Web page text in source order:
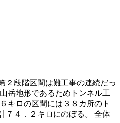
２段階区間は難工事の連続だっ
岳地形であるためトンネル工
キロの区間には３８カ所のト
７４．２キロにのぼる。 全体